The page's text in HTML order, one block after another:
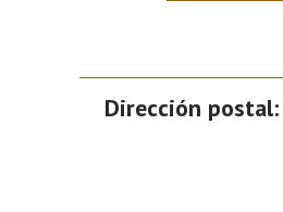
Dirección postal: